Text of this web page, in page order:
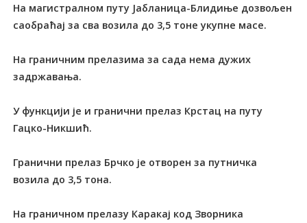
На магистралном путу Јабланица-Блидиње дозвољен
саобраћај за сва возила до 3,5 тоне укупне масе.
На граничним прелазима за сада нема дужих
задржавања.
У функцији је и гранични прелаз Крстац на путу
Гацко-Никшић.
Гранични прелаз Брчко је отворен за путничка
возила до 3,5 тона.
На граничном прелазу Каракај код Зворника